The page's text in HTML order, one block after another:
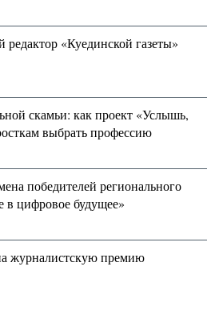
«Куединской газеты»
скамьи: как проект «Услышь,
выбрать профессию
победителей регионального
в цифровое будущее»
журналистскую премию